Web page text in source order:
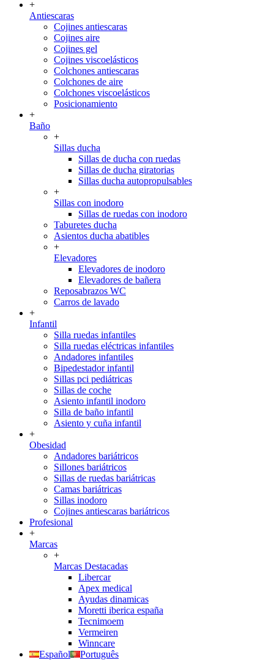
+
Antiescaras
Cojines antiescaras
Cojines aire
Cojines gel
Cojines viscoelásticos
Colchones antiescaras
Colchones de aire
Colchones viscoelásticos
Posicionamiento
+
Baño
+
Sillas ducha
Sillas de ducha con ruedas
Sillas de ducha giratorias
Sillas ducha autopropulsables
+
Sillas con inodoro
Sillas de ruedas con inodoro
Taburetes ducha
Asientos ducha abatibles
+
Elevadores
Elevadores de inodoro
Elevadores de bañera
Reposabrazos WC
Carros de lavado
+
Infantil
Silla ruedas infantiles
Silla ruedas eléctricas infantiles
Andadores infantiles
Bipedestador infantil
Sillas pci pediátricas
Sillas de coche
Asiento infantil inodoro
Silla de baño infantil
Asiento y cuña infantil
+
Obesidad
Andadores bariátricos
Sillones bariátricos
Sillas de ruedas bariátricas
Camas bariátricas
Sillas inodoro
Cojines antiescaras bariátricos
Profesional
+
Marcas
+
Marcas Destacadas
Libercar
Apex medical
Ayudas dinamicas
Moretti iberica españa
Tecnimoem
Vermeiren
Winncare
Español
Português